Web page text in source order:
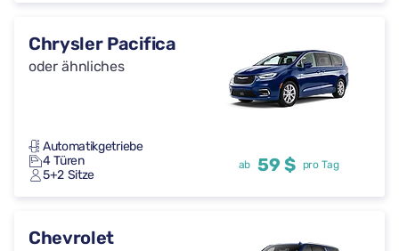
Chrysler Pacifica
oder ähnliches
Automatikgetriebe
4 Türen
5+2 Sitze
ab 59 $ pro Tag
Chevrolet